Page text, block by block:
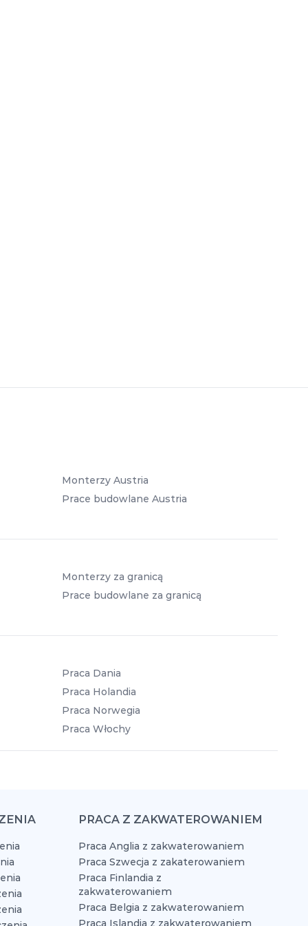
Monterzy Austria
Prace budowlane Austria
Monterzy za granicą
Prace budowlane za granicą
Praca Dania
Praca Holandia
Praca Norwegia
Praca Włochy
PRACA Z ZAKWATEROWANIEM
Praca Anglia z zakwaterowaniem
Praca Szwecja z zakaterowaniem
Praca Finlandia z
zakwaterowaniem
Praca Belgia z zakwaterowaniem
Praca Islandia z zakwaterowaniem